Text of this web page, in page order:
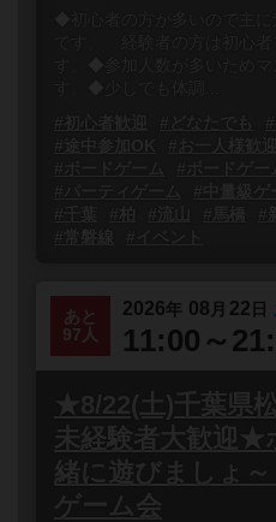
#初心者歓迎
#どなたでも
#途中参加OK
#お一人様歓迎
#ボードゲーム
#ボードゲー
#パーティゲーム
#中量級ゲ
#千葉
#柏 #流山 #馬橋 #
#常磐線
#イベント
あと
97人
2026年 08 月 22 日
11:00～
★8/22(土)千葉県
未経験者大歓迎★
緒に遊びましょ
ゲーム会